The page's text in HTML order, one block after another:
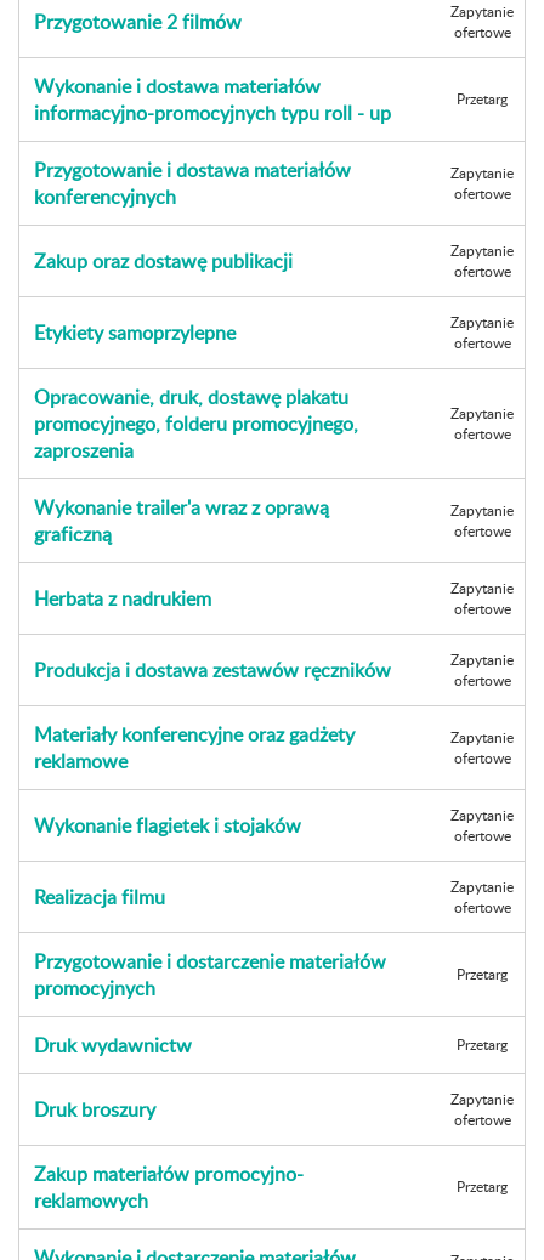
Przygotowanie 2 filmów
Zapytanie
ofertowe
Wykonanie i dostawa materiałów
informacyjno-promocyjnych typu roll - up
Przetarg
Przygotowanie i dostawa materiałów
konferencyjnych
Zapytanie
ofertowe
Zakup oraz dostawę publikacji
Zapytanie
ofertowe
Etykiety samoprzylepne
Zapytanie
ofertowe
Opracowanie, druk, dostawę plakatu
promocyjnego, folderu promocyjnego,
zaproszenia
Zapytanie
ofertowe
Wykonanie trailer'a wraz z oprawą
graficzną
Zapytanie
ofertowe
Herbata z nadrukiem
Zapytanie
ofertowe
Produkcja i dostawa zestawów ręczników
Zapytanie
ofertowe
Materiały konferencyjne oraz gadżety
reklamowe
Zapytanie
ofertowe
Wykonanie flagietek i stojaków
Zapytanie
ofertowe
Realizacja filmu
Zapytanie
ofertowe
Przygotowanie i dostarczenie materiałów
promocyjnych
Przetarg
Druk wydawnictw Przetarg
Druk broszury
Zapytanie
ofertowe
Zakup materiałów promocyjno-
reklamowych
Przetarg